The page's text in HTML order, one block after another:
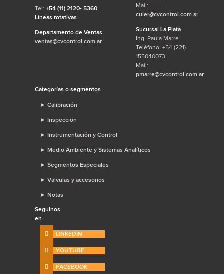
Tel: +54 (11) 2120- 5360
Líneas rotativas
Departamento de Ventas
ventas@cvcontrol.com.ar
Mail:
culer@cvcontrol.com.ar
Sucursal La Plata
Ing. Paula Marre
Teléfono: +54 (221)
155040073
Mail:
pmarre@cvcontrol.com.ar
Categorías o segmentos
► Calibración
► Inspección
► Instrumentación y Control
► Medio Ambiente y Sistemas Analíticos
► Segmentos Especiales
► Válvulas y accesorios
► Notas
Seguinos
en
LINKEDIN
YOUTUBE
FACEBOOK